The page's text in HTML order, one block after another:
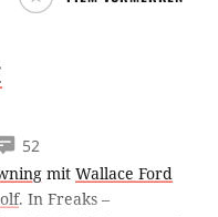
52
mit Wallace Ford
. In Freaks –